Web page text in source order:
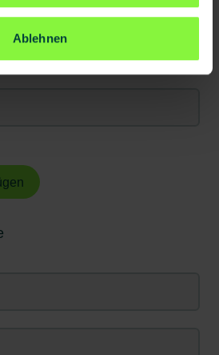
Ablehnen